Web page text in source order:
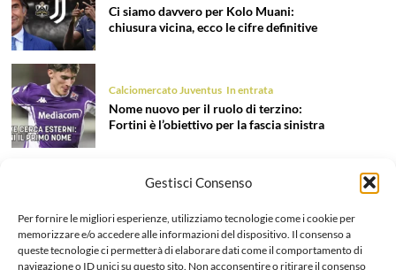
Gestisci Consenso
Per fornire le migliori esperienze, utilizziamo tecnologie come i cookie per
memorizzare e/o accedere alle informazioni del dispositivo. Il consenso a
queste tecnologie ci permetterà di elaborare dati come il comportamento di
navigazione o ID unici su questo sito. Non acconsentire o ritirare il consenso
Ci siamo davvero per Kolo Muani:
chiusura vicina, ecco le cifre definitive
Calciomercato Juventus In entrata
Nome nuovo per il ruolo di terzino:
Fortini è l’obiettivo per la fascia sinistra
Calciomercato Juventus In entrata
il colpo dell’estate 2026!